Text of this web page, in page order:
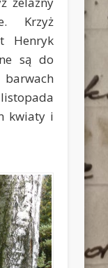
Krzyż
Henryk
są do
kwiaty i